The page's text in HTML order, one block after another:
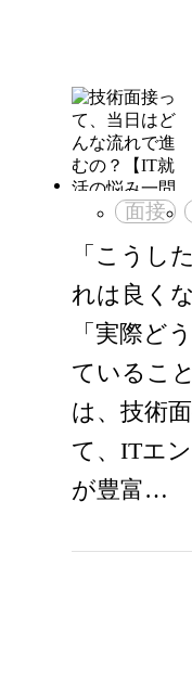
面接
「こうし
れは良く
「実際ど
ているこ
は、技術
て、ITエ
が豊富…